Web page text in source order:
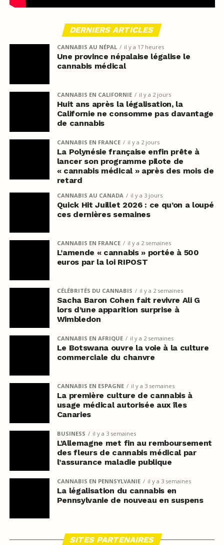
DERNIERS ARTICLES
CANNABIS AU NÉPAL il y a 17 heures
Une province népalaise légalise le
cannabis médical
CANNABIS EN CALIFORNIE il y a 2 jours
Huit ans après la légalisation, la
Californie ne consomme pas davantage
de cannabis
CANNABIS EN FRANCE il y a 2 jours
La Polynésie française enfin prête à
lancer son programme pilote de
« cannabis médical » après des mois de
retard
CANNABIS AU CANADA il y a 3 jours
Quick Hit Juillet 2026 : ce qu’on a loupé
ces dernières semaines
CANNABIS EN FRANCE il y a 2 semaines
L’amende « cannabis » portée à 500
euros par la loi RIPOST
CÉLÉBRITÉS DU CANNABIS il y a 2 semaines
Sacha Baron Cohen fait revivre Ali G
lors d’une apparition surprise à
Wimbledon
CANNABIS EN AFRIQUE il y a 2 semaines
Le Botswana ouvre la voie à la culture
commerciale du chanvre
CANNABIS EN ESPAGNE il y a 3 semaines
La première culture de cannabis à
usage médical autorisée aux îles
Canaries
BUSINESS il y a 3 semaines
L’Allemagne met fin au remboursement
des fleurs de cannabis médical par
l’assurance maladie publique
CANNABIS EN PENNSYLVANIE il y a 3 semaines
La légalisation du cannabis en
Pennsylvanie de nouveau en suspens
SITES PARTENAIRES